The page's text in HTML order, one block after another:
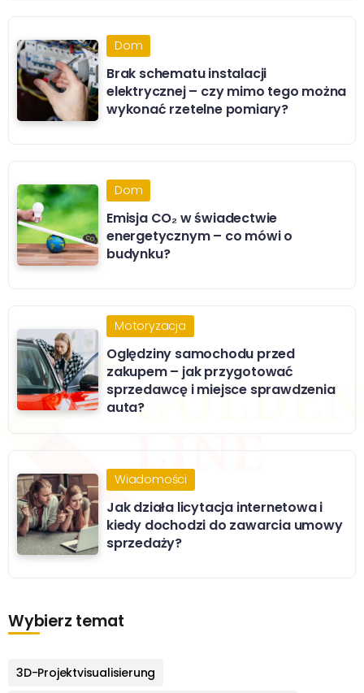
Dom
Brak schematu instalacji
elektrycznej – czy mimo tego można
wykonać rzetelne pomiary?
Dom
Emisja CO₂ w świadectwie
energetycznym – co mówi o
budynku?
Motoryzacja
Oględziny samochodu przed
zakupem – jak przygotować
sprzedawcę i miejsce sprawdzenia
auta?
Wiadomości
Jak działa licytacja internetowa i
kiedy dochodzi do zawarcia umowy
sprzedaży?
Wybierz temat
3D-Projektvisualisierung